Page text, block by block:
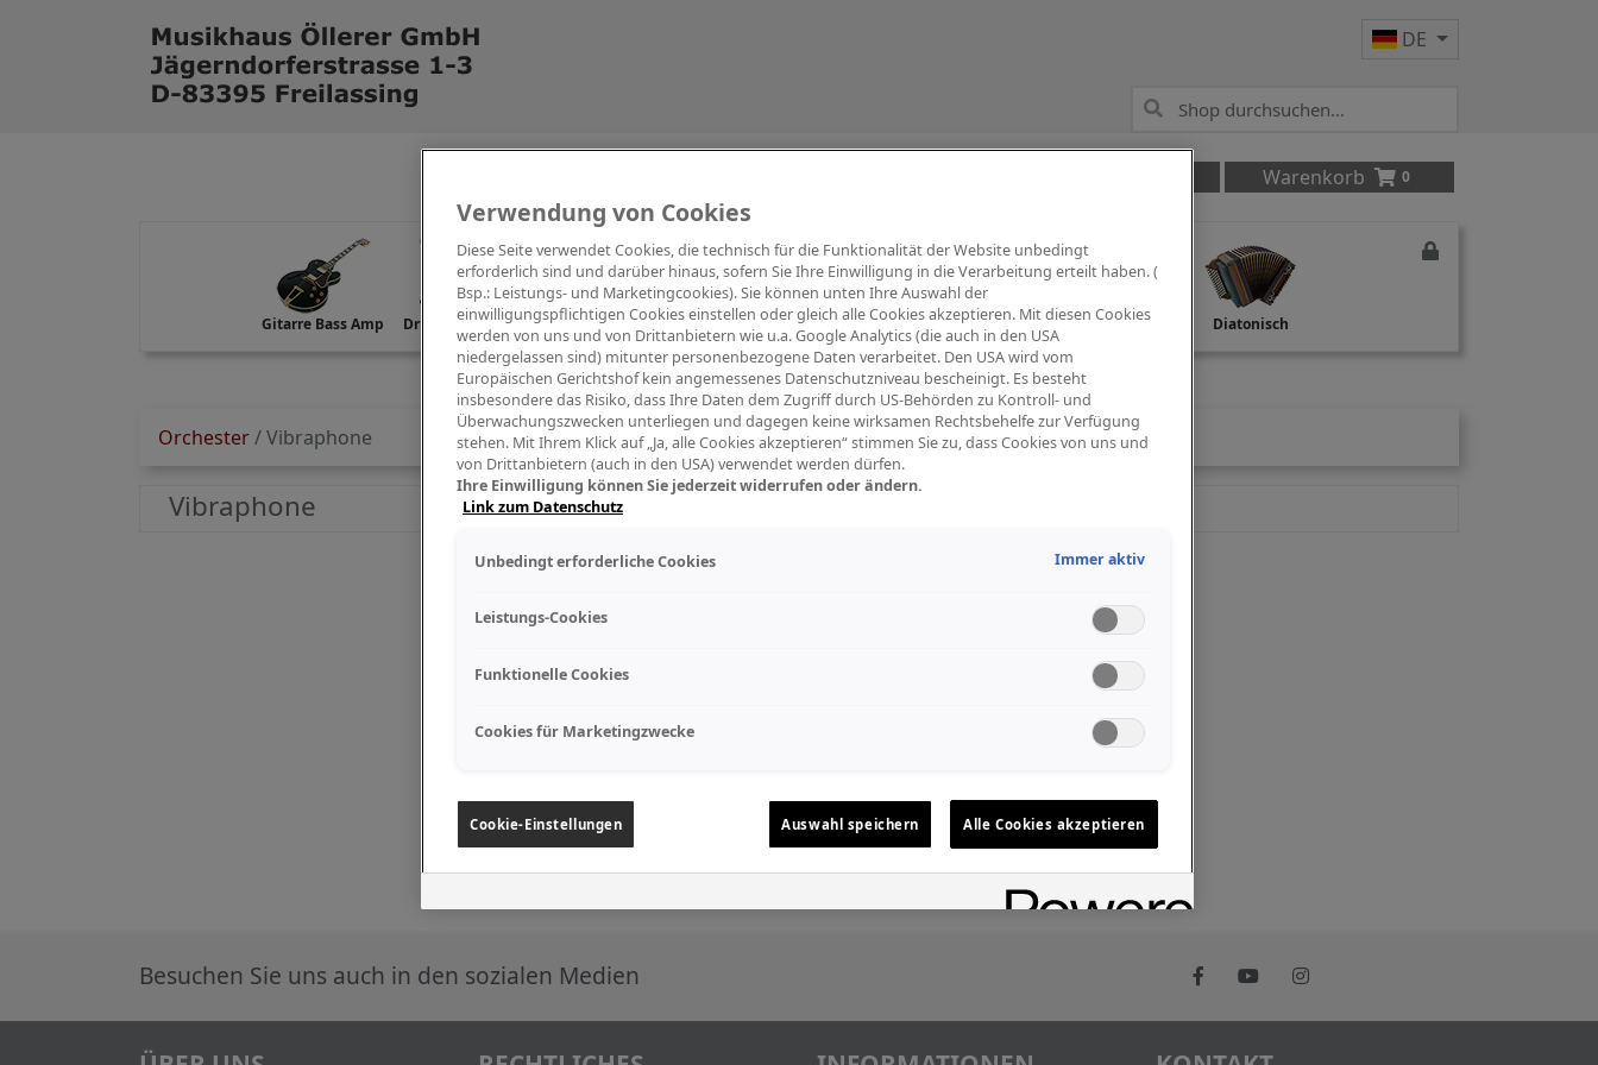
DE
Warenkorb 0
Gitarre Bass Amp Drums Percussion Digitalpiano Keys Blasinstrumente Orchester PA Mikrofon Studio Recording Diatonisch
Orchester/Vibraphone
Vibraphone
Besuchen Sie uns auch in den sozialen Medien
Verwendung von Cookies
Diese Seite verwendet Cookies, die technisch für die Funktionalität der Website unbedingt
erforderlich sind und darüber hinaus, sofern Sie Ihre Einwilligung in die Verarbeitung erteilt haben. (
Bsp.: Leistungs- und Marketingcookies). Sie können unten Ihre Auswahl der
einwilligungspflichtigen Cookies einstellen oder gleich alle Cookies akzeptieren. Mit diesen Cookies
werden von uns und von Drittanbietern wie u.a. Google Analytics (die auch in den USA
niedergelassen sind) mitunter personenbezogene Daten verarbeitet. Den USA wird vom
Europäischen Gerichtshof kein angemessenes Datenschutzniveau bescheinigt. Es besteht
insbesondere das Risiko, dass Ihre Daten dem Zugriff durch US-Behörden zu Kontroll- und
Überwachungszwecken unterliegen und dagegen keine wirksamen Rechtsbehelfe zur Verfügung
stehen. Mit Ihrem Klick auf „Ja, alle Cookies akzeptieren“ stimmen Sie zu, dass Cookies von uns und
von Drittanbietern (auch in den USA) verwendet werden dürfen.
Ihre Einwilligung können Sie jederzeit widerrufen oder ändern.
Link zum Datenschutz
Unbedingt erforderliche Cookies Immer aktiv
Leistungs-Cookies
Funktionelle Cookies
Cookies für Marketingzwecke
Cookie-Einstellungen Auswahl speichern Alle Cookies akzeptieren